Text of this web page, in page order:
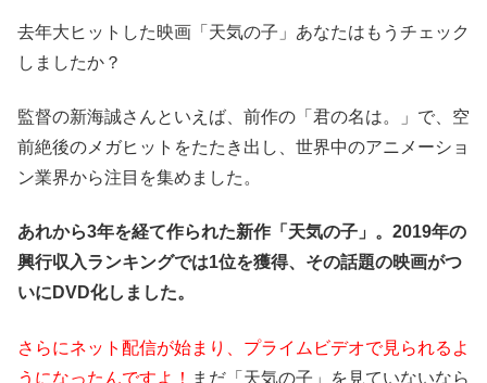
去年大ヒットした映画「天気の子」あなたはもうチェック
しましたか？
監督の新海誠さんといえば、前作の「君の名は。」で、空
前絶後のメガヒットをたたき出し、世界中のアニメーショ
ン業界から注目を集めました。
あれから3年を経て作られた新作「天気の子」。2019年の
興行収入ランキングでは1位を獲得、その話題の映画がつ
いにDVD化しました。
さらにネット配信が始まり、プライムビデオで見られるよ
うになったんですよ！ まだ「天気の子」を見ていないなら